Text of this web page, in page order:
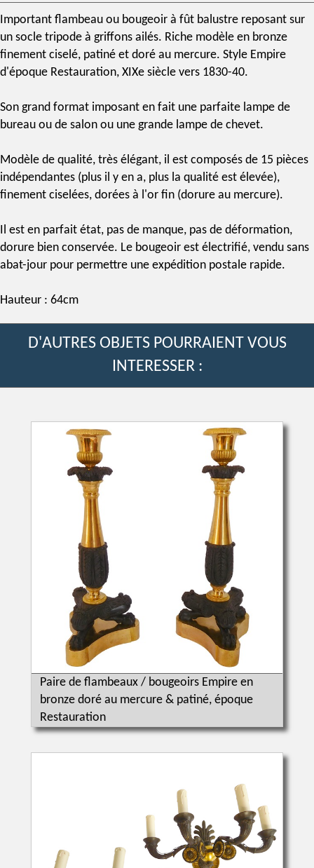
Important flambeau ou bougeoir à fût balustre reposant sur
un socle tripode à griffons ailés. Riche modèle en bronze
finement ciselé, patiné et doré au mercure. Style Empire
d'époque Restauration, XIXe siècle vers 1830-40.
Son grand format imposant en fait une parfaite lampe de
bureau ou de salon ou une grande lampe de chevet.
Modèle de qualité, très élégant, il est composés de 15 pièces
indépendantes (plus il y en a, plus la qualité est élevée),
finement ciselées, dorées à l'or fin (dorure au mercure).
Il est en parfait état, pas de manque, pas de déformation,
dorure bien conservée. Le bougeoir est électrifié, vendu sans
abat-jour pour permettre une expédition postale rapide.
Hauteur : 64cm
D'AUTRES OBJETS POURRAIENT VOUS
INTERESSER :
Paire de flambeaux / bougeoirs Empire en
bronze doré au mercure & patiné, époque
Restauration